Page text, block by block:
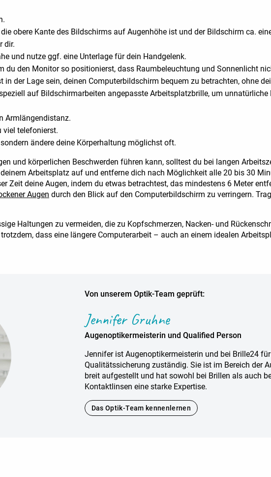
obere Kante des Bildschirms auf Augenhöhe ist und der Bildschirm ca.
dir.
und nutze ggf. eine Unterlage für dein Handgelenk.
du den Monitor so positionierst, dass Raumbeleuchtung und Sonnenlicht
in der Lage sein, deinen Computerbildschirm bequem zu betrachten, ohne
auf Bildschirmarbeiten angepasste Arbeitsplatzbrille, um
Armlängendistanz.
viel telefonierst.
ändere deine Körperhaltung möglichst oft.
und körperlichen Beschwerden führen kann, solltest du bei langen
Arbeitsplatz auf und entferne dich nach Möglichkeit alle 20 bis 30
Zeit deine Augen, indem du etwas betrachtest, das mindestens 6 Meter
Augen durch den Blick auf den Computerbildschirm zu verringern.
Haltungen zu vermeiden, die zu Kopfschmerzen, Nacken- und
dass eine längere Computerarbeit – auch an einem idealen
Von unserem Optik-Team geprüft:
Jennifer Gruhne
Augenoptikermeisterin und Qualified Person
Jennifer ist Augenoptikermeisterin und bei Brille24
Qualitätssicherung zuständig. Sie ist im Bereich der
breit aufgestellt und hat sowohl bei Brillen als auch
Kontaktlinsen eine starke Expertise.
Das Optik-Team kennenlernen